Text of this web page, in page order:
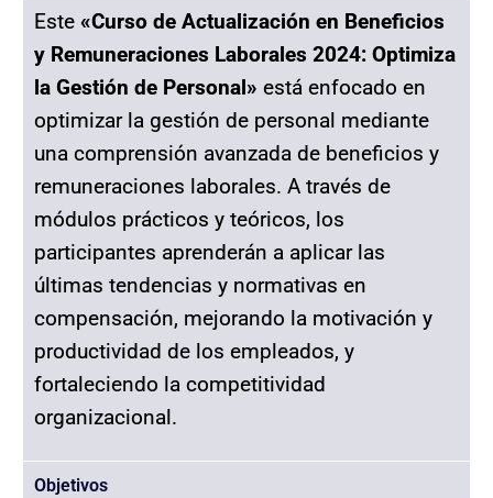
Este «Curso de Actualización en Beneficios
y Remuneraciones Laborales 2024: Optimiza
la Gestión de Personal» está enfocado en
optimizar la gestión de personal mediante
una comprensión avanzada de beneficios y
remuneraciones laborales. A través de
módulos prácticos y teóricos, los
participantes aprenderán a aplicar las
últimas tendencias y normativas en
compensación, mejorando la motivación y
productividad de los empleados, y
fortaleciendo la competitividad
organizacional.
Objetivos